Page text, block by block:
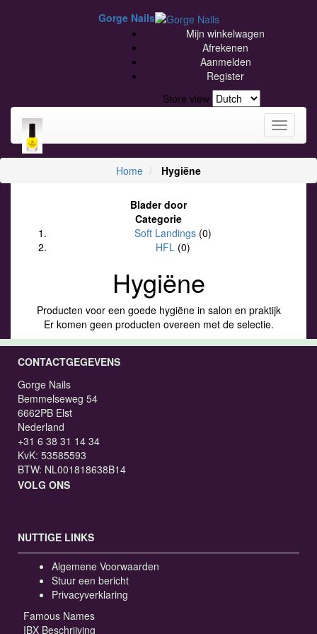
Gorge Nails
Mijn winkelwagen
Afrekenen
Aanmelden
Register
Store view
Toggle
Home Hygiëne
Blader door
Categorie
Soft Landings(0)
HFL(0)
Hygiëne
Producten voor een goede hygiëne in salon en praktijk
Er komen geen producten overeen met de selectie.
CONTACTGEGEVENS
Gorge Nails
Bemmelseweg 54
6662PB Elst
Nederland
+31 6 38 31 14 34
KvK: 53585593
BTW: NL001818638B14
VOLG ONS
NUTTIGE LINKS
Algemene Voorwaarden
Stuur een bericht
Privacyverklaring
Famous Names
IBX Beschrijving